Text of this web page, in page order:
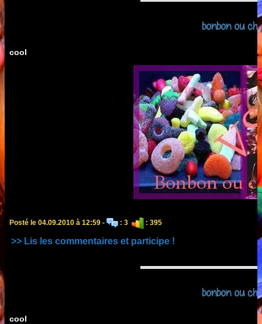
bonbon ou
cool
Posté le 04.09.2010 à 12:59 - : 3 : 395
>> Lis les commentaires et participe !
bonbon ou
cool